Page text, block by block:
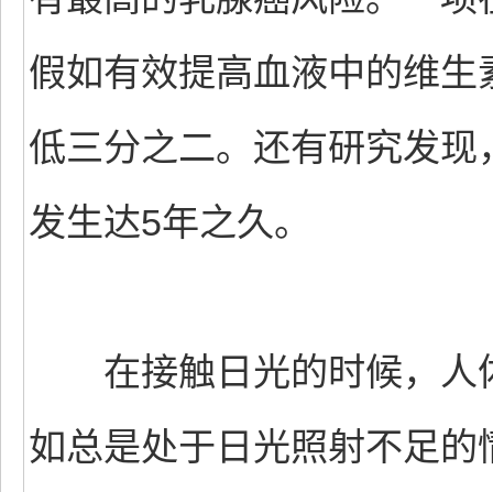
假如有效提高血液中的维
低三分之二。还有研究发
发生达5年之久。
在接触日光的时候，人
如总是处于日光照射不足